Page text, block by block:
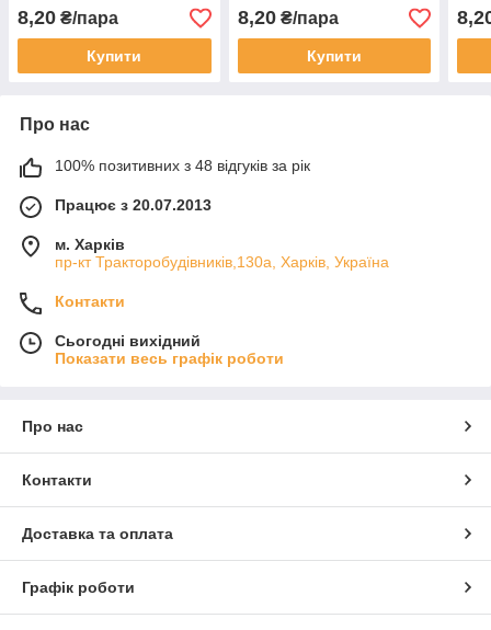
8,20 ₴/пара
Купити
8,20₴/пара
Купити
Про нас
100% позитивних з 48 відгуків за рік
Працює з 20.07.2013
м. Харків
пр-кт Тракторобудівників,130а, Харків, Україна
Контакти
Сьогодні вихідний
Показати весь графік роботи
Про нас
Контакти
Доставка та оплата
Графік роботи